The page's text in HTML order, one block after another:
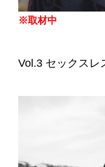
※取材中
Vol.3 セックスレ